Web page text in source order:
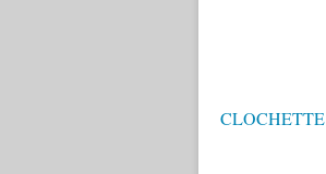
CLOCHETTE